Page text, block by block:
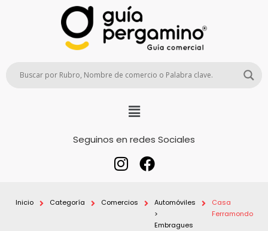
Seguinos en redes Sociales
Inicio Categoría Comercios
Automóviles
>
Embragues
Casa
Ferramondo